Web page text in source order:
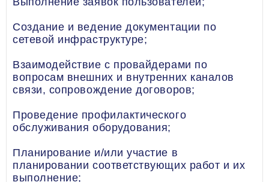
Создание и ведение документации по
сетевой инфраструктуре;
Взаимодействие с провайдерами по
вопросам внешних и внутренних каналов
связи, сопровождение договоров;
Проведение профилактического
обслуживания оборудования;
Планирование и/или участие в
планировании соответствующих работ и их
выполнение;